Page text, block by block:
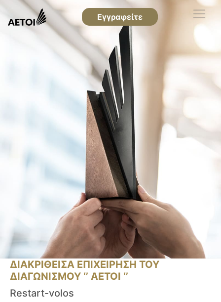
Εγγραφείτε
ΔΙΑΚΡΙΘΕΙΣΑ ΕΠΙΧΕΙΡΗΣΗ ΤΟΥ
ΔΙΑΓΩΝΙΣΜΟΥ ‘’ ΑΕΤΟΙ ‘’
Restart-volos